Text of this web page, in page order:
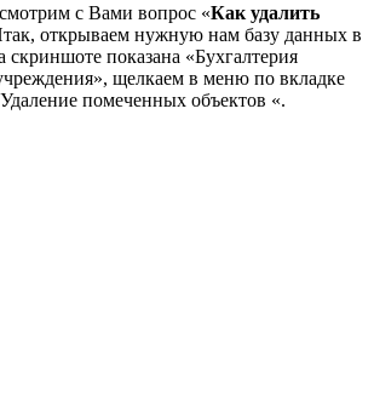
с Вами вопрос «Как удалить
открываем нужную нам базу данных в
скриншоте показана «Бухгалтерия
щелкаем в меню по вкладке
помеченных объектов «.